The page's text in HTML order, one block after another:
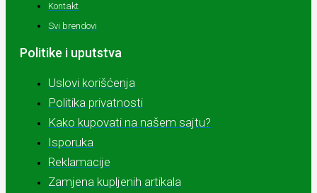
Kontakt
Svi brendovi
Politike i uputstva
Uslovi korišćenja
Politika privatnosti
Kako kupovati na našem sajtu?
Isporuka
Reklamacije
Zamjena kupljenih artikala